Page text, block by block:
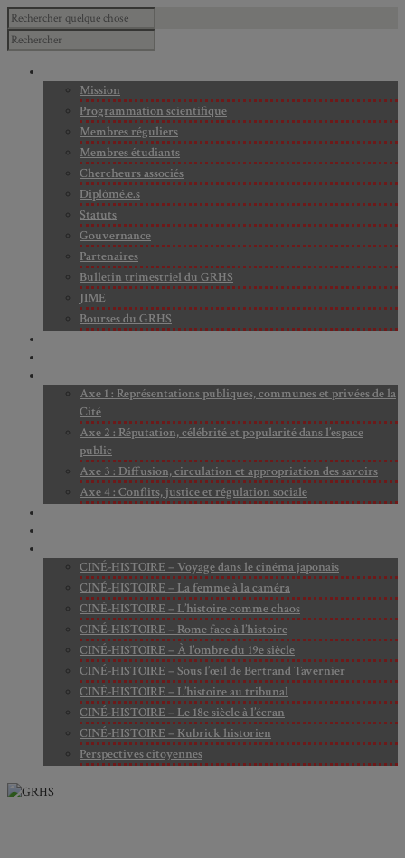
Mission
Programmation scientifique
Membres réguliers
Membres étudiants
Chercheurs associés
Diplômé.e.s
Statuts
Gouvernance
Partenaires
Bulletin trimestriel du GRHS
JIME
Bourses du GRHS
Axe 1 : Représentations publiques, communes et privées de la
Cité
Axe 2 : Réputation, célébrité et popularité dans l’espace
public
Axe 3 : Diffusion, circulation et appropriation des savoirs
Axe 4 : Conflits, justice et régulation sociale
CINÉ-HISTOIRE – Voyage dans le cinéma japonais
CINÉ-HISTOIRE – La femme à la caméra
CINÉ-HISTOIRE – L’histoire comme chaos
CINÉ-HISTOIRE – Rome face à l’histoire
CINÉ-HISTOIRE – À l’ombre du 19e siècle
CINÉ-HISTOIRE – Sous l’œil de Bertrand Tavernier
CINÉ-HISTOIRE – L’histoire au tribunal
CINÉ-HISTOIRE – Le 18e siècle à l’écran
CINÉ-HISTOIRE – Kubrick historien
Perspectives citoyennes